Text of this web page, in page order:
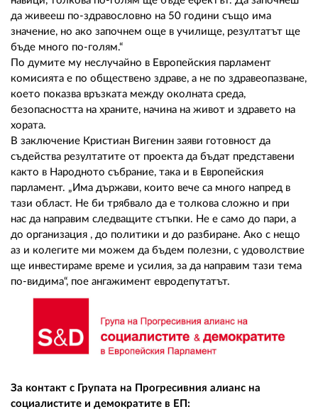
да живееш по-здравословно на 50 години също има
значение, но ако започнем още в училище, резултатът ще
бъде много по-голям.“
По думите му неслучайно в Европейския парламент
комисията е по обществено здраве, а не по здравеопазване,
което показва връзката между околната среда,
безопасността на храните, начина на живот и здравето на
хората.
В заключение Кристиан Вигенин заяви готовност да
съдейства резултатите от проекта да бъдат представени
както в Народното събрание, така и в Европейския
парламент. „Има държави, които вече са много напред в
тази област. Не би трябвало да е толкова сложно и при
нас да направим следващите стъпки. Не е само до пари, а
до организация , до политики и до разбиране. Ако с нещо
аз и колегите ми можем да бъдем полезни, с удоволствие
ще инвестираме време и усилия, за да направим тази тема
по-видима“, пое ангажимент евродепутатът.
За контакт с Групата на Прогресивния алианс на
социалистите и демократите в ЕП: